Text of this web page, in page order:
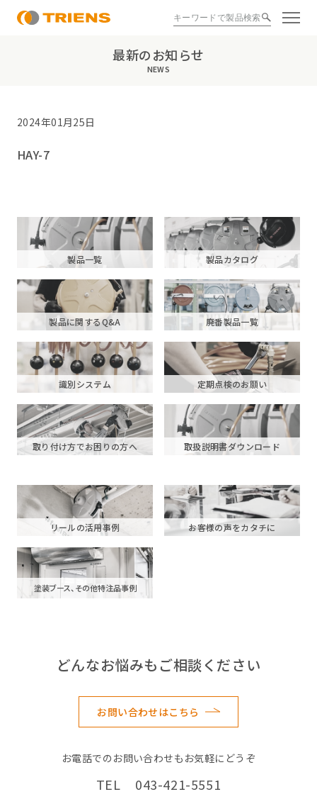
最新のお知らせ
NEWS
2024年01月25日
HAY-7
製品一覧 製品カタログ
製品に関するQ&A 廃番製品一覧
識別システム 定期点検のお願い
取り付け方でお困りの方へ 取扱説明書ダウンロード
リールの活用事例 お客様の声をカタチに
塗装ブース、その他特注品事例
どんなお悩みもご相談ください
お問い合わせはこちら
お電話でのお問い合わせもお気軽にどうぞ
TEL 043-421-5551